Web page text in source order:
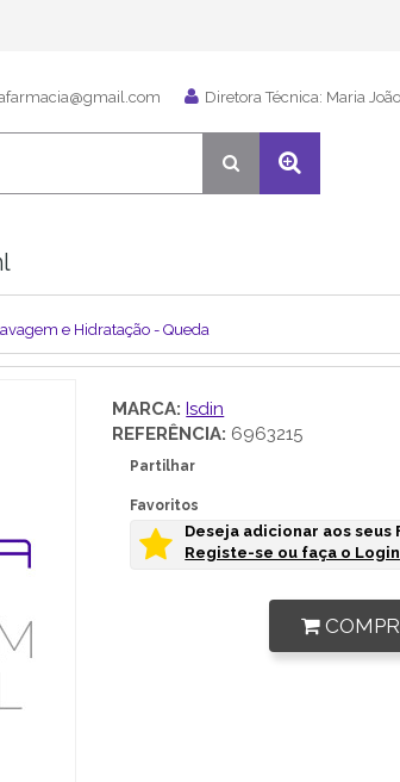
Diretora Técnica: Maria
e Hidratação - Queda
MARCA:Isdin
REFERÊNCIA: 6963215
Partilhar
Favoritos
Deseja adicionar aos seus
Registe-se ou faça o Login